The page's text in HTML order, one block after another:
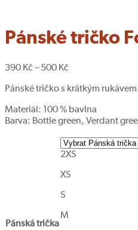
Pánské tričko
390 Kč –500 Kč
Pánské tričko s krátkým
Materiál: 100 % bavlna
Barva: Bottle green, Verdant
Pánská trička
2XS
XS
S
M